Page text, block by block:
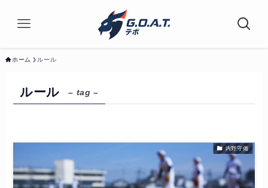
ホーム ルール
ルール – tag –
内野守備